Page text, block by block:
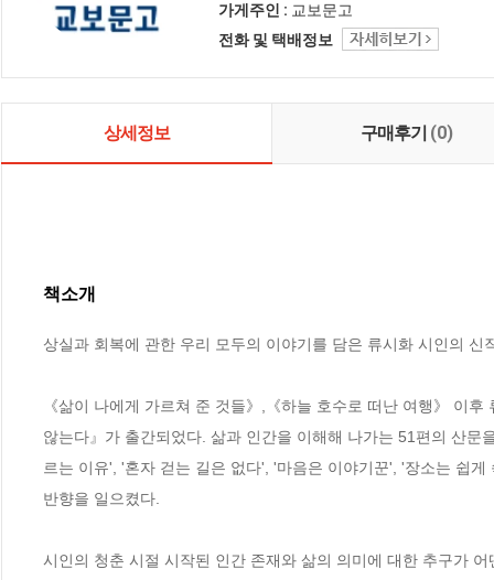
가게주인 : 교보문고
전화 및 택배정보
상세정보 구매후기 (0)
책소개
상실과 회복에 관한 우리 모두의 이야기를 담은 류시화 시인의 신
《삶이 나에게 가르쳐 준 것들》,《하늘 호수로 떠난 여행》 이
않는다』가 출간되었다. 삶과 인간을 이해해 나가는 51편의 산
르는 이유', '혼자 걷는 길은 없다', '마음은 이야기꾼', '장소는 쉽
반향을 일으켰다.
시인의 청춘 시절 시작된 인간 존재와 삶의 의미에 대한 추구가